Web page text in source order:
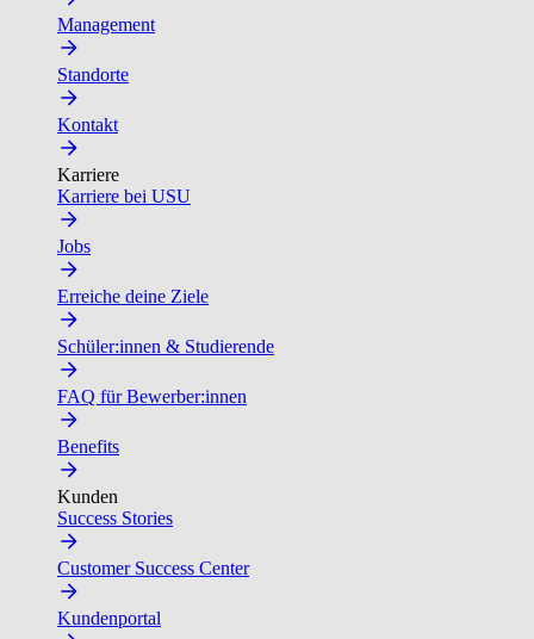
Management
Standorte
Kontakt
Karriere
Karriere bei USU
Jobs
Erreiche deine Ziele
Schüler:innen & Studierende
FAQ für Bewerber:innen
Benefits
Kunden
Success Stories
Customer Success Center
Kundenportal